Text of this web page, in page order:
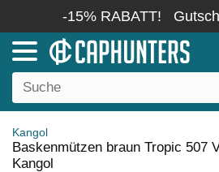
-15% RABATT!
Kangol
Baskenmützen braun Tropic 507
Kangol